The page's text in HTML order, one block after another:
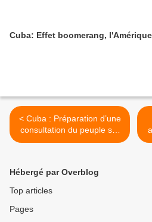
Cuba: Effet boomerang,
< Cuba : Préparation d’une
consultation du peuple sur
le code des familles
Hébergé par Overblog
Top articles
Pages